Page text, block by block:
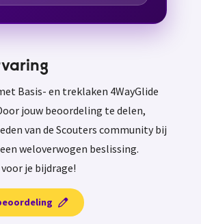
Basis- en treklaken 4WayGlide
jouw beoordeling te delen,
van de Scouters community bij
weloverwogen beslissing.
je bijdrage!